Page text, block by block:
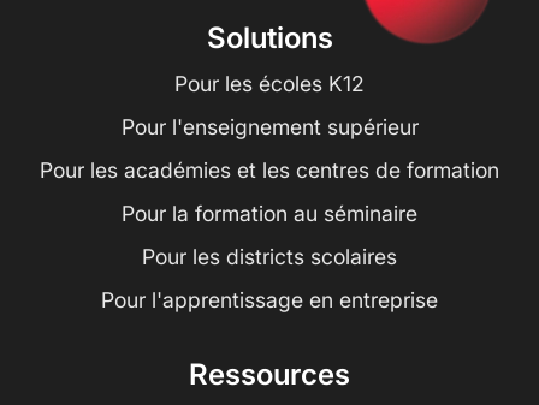
Solutions
Pour les écoles K12
Pour l'enseignement supérieur
Pour les académies et les centres de formation
Pour la formation au séminaire
Pour les districts scolaires
Pour l'apprentissage en entreprise
Ressources